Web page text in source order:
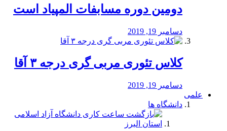
دومین دوره مسابفات المپیاد است
دسامبر 19, 2019
کلاس تئوری مربی گری درجه ۳ آقا
دسامبر 19, 2019
علمی
دانشگاه ها